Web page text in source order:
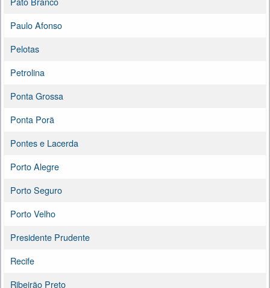
Paulo Afonso
Pelotas
Petrolina
Ponta Grossa
Ponta Porã
Pontes e Lacerda
Porto Alegre
Porto Seguro
Porto Velho
Presidente Prudente
Recife
Ribeirão Preto